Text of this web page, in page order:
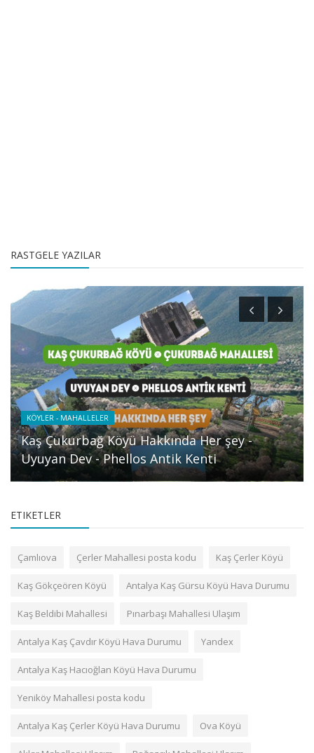
RASTGELE YAZILAR
KÖYLER - MAHALLELER
Kaş Çukurbağ Köyü Hakkında Her şey -
Uyuyan Dev - Phellos Antik Kenti
ETIKETLER
Çamlıova Çerler Mahallesi posta kodu Kaş Çerler Köyü
Kaş Gökçeören Köyü Antalya Kaş Gürsu Köyü Hava Durumu
Kaş Beldibi Mahallesi Pınarbaşı Mahallesi Ulaşım
Antalya Kaş Çavdır Köyü Hava Durumu Yandex
Antalya Kaş Hacıoğlan Köyü Hava Durumu
Yeniköy Mahallesi posta kodu
Antalya Kaş Çerler Köyü Hava Durumu Ova Köyü